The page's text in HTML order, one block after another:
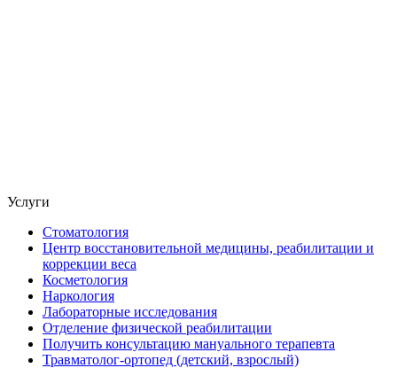
Услуги
Стоматология
Центр восстановительной медицины, реабилитации и
коррекции веса
Косметология
Наркология
Лабораторные исследования
Отделение физической реабилитации
Получить консультацию мануального терапевта
Травматолог-ортопед (детский, взрослый)